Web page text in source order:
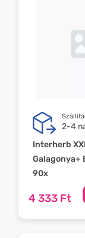
2-4
Interherb
Galagonya+
90x
4 333 Ft